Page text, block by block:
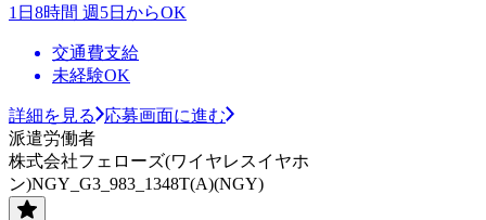
1日8時間 週5日からOK
交通費支給
未経験OK
詳細を見る
応募画面に進む
派遣労働者
株式会社フェローズ(ワイヤレスイヤホ
ン)NGY_G3_983_1348T(A)(NGY)